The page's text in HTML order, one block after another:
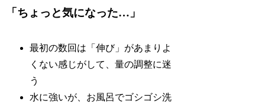
「ちょっと気になった…」
最初の数回は「伸び」があまりよ
くない感じがして、量の調整に迷
う
水に強いが、お風呂でゴシゴシ洗